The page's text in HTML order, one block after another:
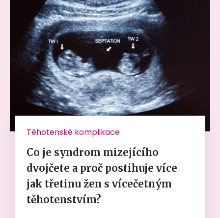
Těhotenské komplikace
Co je syndrom mizejícího
dvojčete a proč postihuje více
jak třetinu žen s vícečetným
těhotenstvím?